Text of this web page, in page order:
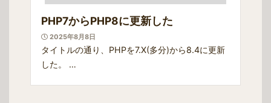
PHP7からPHP8に更新した
2025年8月8日
タイトルの通り、PHPを7.X(多分)から8.4に更新
した。 …